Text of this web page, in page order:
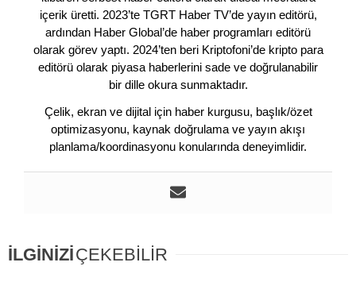
içerik üretti. 2023’te TGRT Haber TV’de yayın editörü,
ardından Haber Global’de haber programları editörü
olarak görev yaptı. 2024’ten beri Kriptofoni’de kripto para
editörü olarak piyasa haberlerini sade ve doğrulanabilir
bir dille okura sunmaktadır.
Çelik, ekran ve dijital için haber kurgusu, başlık/özet
optimizasyonu, kaynak doğrulama ve yayın akışı
planlama/koordinasyonu konularında deneyimlidir.
İLGİNİZİÇEKEBİLİR